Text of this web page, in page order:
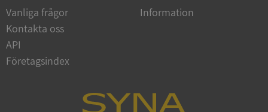
Vanliga frågor
Kontakta oss
API
Företagsindex
Information
CookieScriptConsent